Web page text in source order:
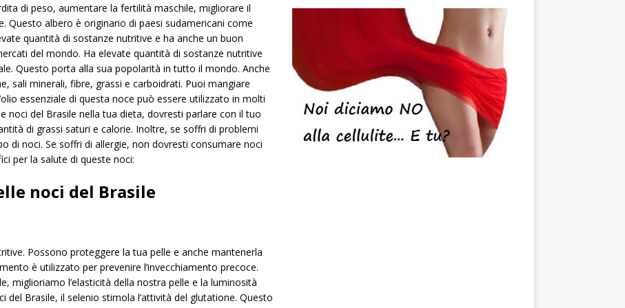
di peso, aumentare la fertilità maschile, migliorare il
Questo albero è originario di paesi sudamericani come
quantità di sostanze nutritive e ha anche un buon
del mondo. Ha elevate quantità di sostanze nutritive
Questo porta alla sua popolarità in tutto il mondo. Anche
sali minerali, fibre, grassi e carboidrati. Puoi mangiare
essenziale di questa noce può essere utilizzato in molti
noci del Brasile nella tua dieta, dovresti parlare con il tuo
di grassi saturi e calorie. Inoltre, se soffri di problemi
di noci. Se soffri di allergie, non dovresti consumare noci
per la salute di queste noci:
noci del Brasile
Possono proteggere la tua pelle e anche mantenerla
è utilizzato per prevenire l’invecchiamento precoce.
miglioriamo l’elasticità della nostra pelle e la luminosità
del Brasile, il selenio stimola l’attività del glutatione. Questo